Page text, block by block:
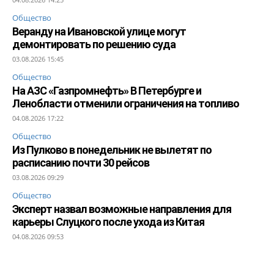
Общество
Веранду на Ивановской улице могут
демонтировать по решению суда
03.08.2026 15:45
Общество
На АЗС «Газпромнефть» В Петербурге и
Ленобласти отменили ограничения на топливо
04.08.2026 17:22
Общество
Из Пулково в понедельник не вылетят по
расписанию почти 30 рейсов
03.08.2026 09:29
Общество
Эксперт назвал возможные направления для
карьеры Слуцкого после ухода из Китая
04.08.2026 09:53